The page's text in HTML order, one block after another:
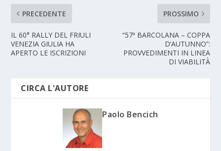
PRECEDENTE
IL 60° RALLY DEL FRIULI
VENEZIA GIULIA HA
APERTO LE ISCRIZIONI
PROSSIMO
“57ª BARCOLANA – COPPA
D’AUTUNNO”:
PROVVEDIMENTI IN LINEA
DI VIABILITÀ
CIRCA L'AUTORE
Paolo Bencich